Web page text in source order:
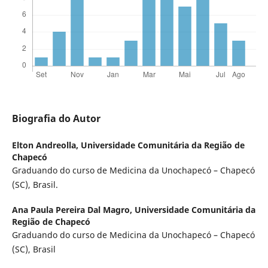
Biografia do Autor
Elton Andreolla, Universidade Comunitária da Região de
Chapecó
Graduando do curso de Medicina da Unochapecó – Chapecó
(SC), Brasil.
Ana Paula Pereira Dal Magro, Universidade Comunitária da
Região de Chapecó
Graduando do curso de Medicina da Unochapecó – Chapecó
(SC), Brasil